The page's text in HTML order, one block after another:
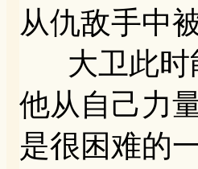
从仇敌手中
大卫此时
他从自己力
是很困难的